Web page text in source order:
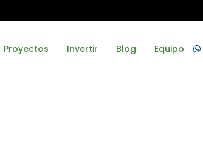
Proyectos Invertir Blog Equipo